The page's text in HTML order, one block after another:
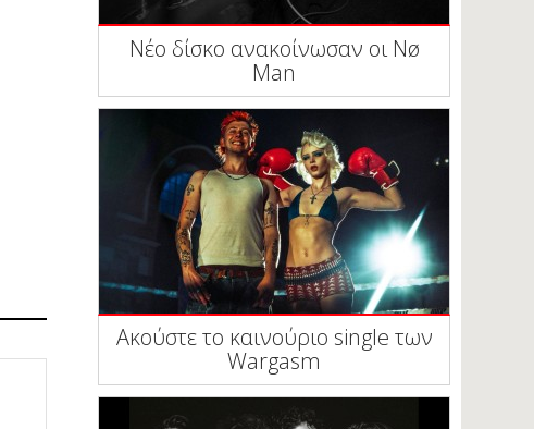
Νέο δίσκο ανακοίνωσαν οι Nø
Man
Ακούστε το καινούριο single των
Wargasm